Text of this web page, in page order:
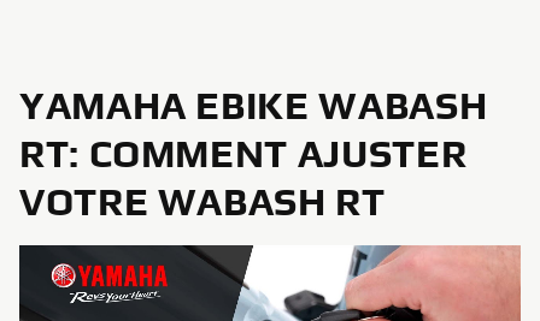
YAMAHA EBIKE WABASH
RT: COMMENT AJUSTER
VOTRE WABASH RT